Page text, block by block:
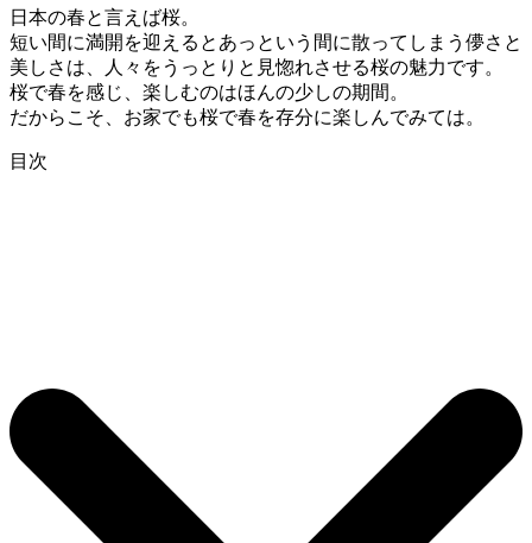
日本の春と言えば桜。
短い間に満開を迎えるとあっという間に散ってしまう儚さと
美しさは、人々をうっとりと見惚れさせる桜の魅力です。
桜で春を感じ、楽しむのはほんの少しの期間。
だからこそ、お家でも桜で春を存分に楽しんでみては。
目次